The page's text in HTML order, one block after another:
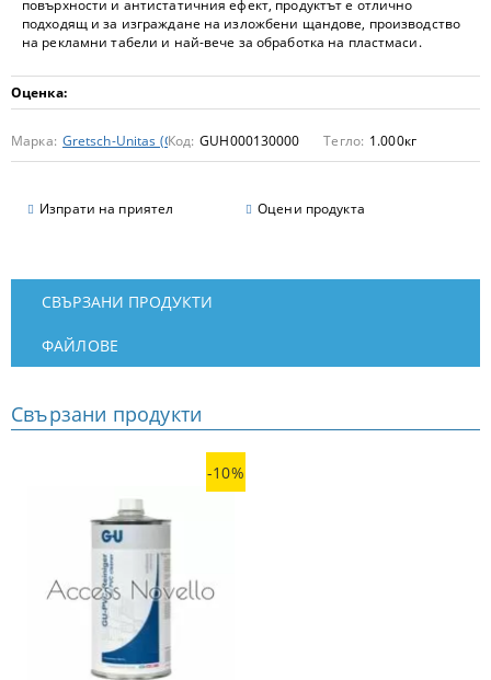
повърхности и антистатичния ефект, продуктът е отлично
подходящ и за изграждане на изложбени щандове, производство
на рекламни табели и най-вече за обработка на пластмаси.
Оценка:
Марка: Gretsch-Unitas (GU)
Код: GUH000130000 Тегло: 1.000кг
Изпрати на приятел Оцени продукта
СВЪРЗАНИ ПРОДУКТИ
ФАЙЛОВЕ
Свързани продукти
-10%